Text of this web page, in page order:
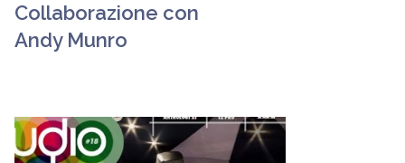
Collaborazione con
Andy Munro